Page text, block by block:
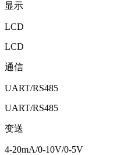
显示
LCD
LCD
通信
UART/RS485
UART/RS485
变送
4-20mA/0-10V/0-5V